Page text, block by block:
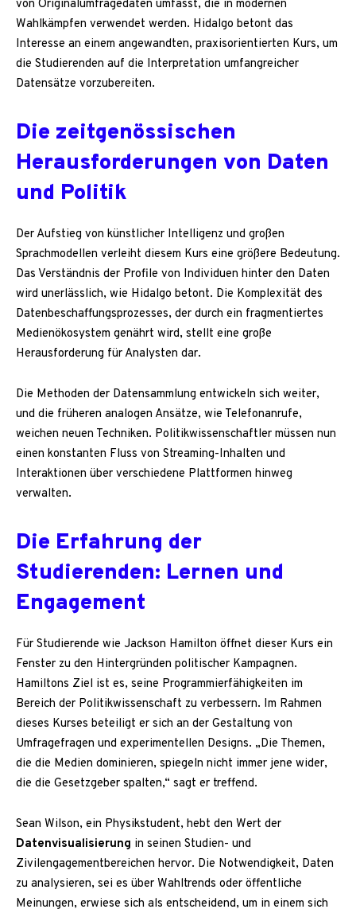
von Originalumfragedaten umfasst, die in modernen
Wahlkämpfen verwendet werden. Hidalgo betont das
Interesse an einem angewandten, praxisorientierten Kurs, um
die Studierenden auf die Interpretation umfangreicher
Datensätze vorzubereiten.
Die zeitgenössischen
Herausforderungen von Daten
und Politik
Der Aufstieg von künstlicher Intelligenz und großen
Sprachmodellen verleiht diesem Kurs eine größere Bedeutung.
Das Verständnis der Profile von Individuen hinter den Daten
wird unerlässlich, wie Hidalgo betont. Die Komplexität des
Datenbeschaffungsprozesses, der durch ein fragmentiertes
Medienökosystem genährt wird, stellt eine große
Herausforderung für Analysten dar.
Die Methoden der Datensammlung entwickeln sich weiter,
und die früheren analogen Ansätze, wie Telefonanrufe,
weichen neuen Techniken. Politikwissenschaftler müssen nun
einen konstanten Fluss von Streaming-Inhalten und
Interaktionen über verschiedene Plattformen hinweg
verwalten.
Die Erfahrung der
Studierenden: Lernen und
Engagement
Für Studierende wie Jackson Hamilton öffnet dieser Kurs ein
Fenster zu den Hintergründen politischer Kampagnen.
Hamiltons Ziel ist es, seine Programmierfähigkeiten im
Bereich der Politikwissenschaft zu verbessern. Im Rahmen
dieses Kurses beteiligt er sich an der Gestaltung von
Umfragefragen und experimentellen Designs. „Die Themen,
die die Medien dominieren, spiegeln nicht immer jene wider,
die die Gesetzgeber spalten,“ sagt er treffend.
Sean Wilson, ein Physikstudent, hebt den Wert der
Datenvisualisierung in seinen Studien- und
Zivilengagementbereichen hervor. Die Notwendigkeit, Daten
zu analysieren, sei es über Wahltrends oder öffentliche
Meinungen, erwiese sich als entscheidend, um in einem sich